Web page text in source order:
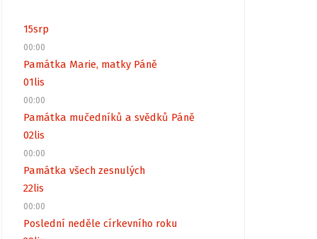
15srp
00:00
Památka Marie, matky Páně
01lis
00:00
Památka mučedníků a svědků Páně
02lis
00:00
Památka všech zesnulých
22lis
00:00
Poslední neděle církevního roku